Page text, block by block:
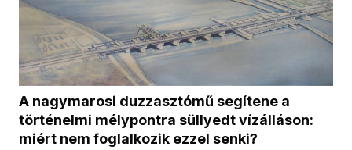
A nagymarosi duzzasztómű segítene a
történelmi mélypontra süllyedt vízálláson:
miért nem foglalkozik ezzel senki?